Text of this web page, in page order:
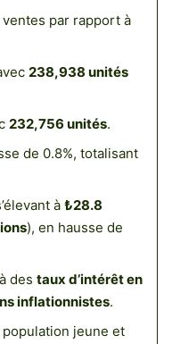
par rapport à
238,938 unités
232,756 unités.
de 0.8%, totalisant
à ₺28.8
), en hausse de
des taux d’intérêt en
inflationnistes.
jeune et